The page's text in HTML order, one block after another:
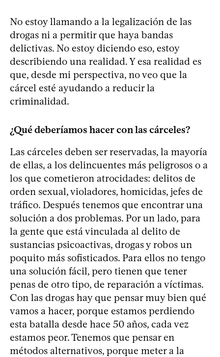
No estoy llamando a la legalización de las
drogas ni a permitir que haya bandas
delictivas. No estoy diciendo eso, estoy
describiendo una realidad. Y esa realidad es
que, desde mi perspectiva, no veo que la
cárcel esté ayudando a reducir la
criminalidad.
¿Qué deberíamos hacer con las cárceles?
Las cárceles deben ser reservadas, la mayoría
de ellas, a los delincuentes más peligrosos o a
los que cometieron atrocidades: delitos de
orden sexual, violadores, homicidas, jefes de
tráfico. Después tenemos que encontrar una
solución a dos problemas. Por un lado, para
la gente que está vinculada al delito de
sustancias psicoactivas, drogas y robos un
poquito más sofisticados. Para ellos no tengo
una solución fácil, pero tienen que tener
penas de otro tipo, de reparación a víctimas.
Con las drogas hay que pensar muy bien qué
vamos a hacer, porque estamos perdiendo
esta batalla desde hace 50 años, cada vez
estamos peor. Tenemos que pensar en
métodos alternativos, porque meter a la